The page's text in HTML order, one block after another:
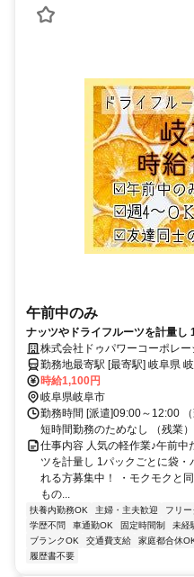
午前中のみ
ナッツやドライフルーツを計量し 1パックごとに袋・パック詰め作業で
す。 ・週4～5日入れる方募集中！ ・重いものなし！ ・お友達同士の応
募もOK！ ・空調完備のクリ
株式会社ドゥパワーコーポレー
勤務地最寄駅 [最寄駅] 岐阜県
時給1,100円
岐阜県岐阜市
勤務時間 [派遣]09:00～12:00
短時間勤務のためなし （残業
仕事内容 人気の軽作業♪午前中
ツを計量し 1パックごとに袋
れる方募集中！ ・モクモクと
もの...
扶養内勤務OK 主婦・主夫歓迎 フリ
学歴不問
車通勤OK 固定時間制 未経
ブランクOK
交通費支給 家庭都合休
履歴書不要